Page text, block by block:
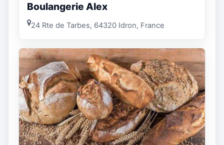
Boulangerie Alex
24 Rte de Tarbes, 64320 Idron, France